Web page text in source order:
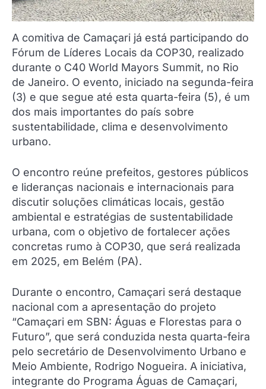
A comitiva de Camaçari já está participando do
Fórum de Líderes Locais da COP30, realizado
durante o C40 World Mayors Summit, no Rio
de Janeiro. O evento, iniciado na segunda-feira
(3) e que segue até esta quarta-feira (5), é um
dos mais importantes do país sobre
sustentabilidade, clima e desenvolvimento
urbano.
O encontro reúne prefeitos, gestores públicos
e lideranças nacionais e internacionais para
discutir soluções climáticas locais, gestão
ambiental e estratégias de sustentabilidade
urbana, com o objetivo de fortalecer ações
concretas rumo à COP30, que será realizada
em 2025, em Belém (PA).
Durante o encontro, Camaçari será destaque
nacional com a apresentação do projeto
“Camaçari em SBN: Águas e Florestas para o
Futuro”, que será conduzida nesta quarta-feira
pelo secretário de Desenvolvimento Urbano e
Meio Ambiente, Rodrigo Nogueira. A iniciativa,
integrante do Programa Águas de Camaçari,